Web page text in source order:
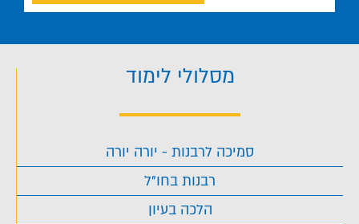
מסלולי לימוד
סמיכה לרבנות - יורה יורה
רבנות בחו"ל
הלכה בעיון